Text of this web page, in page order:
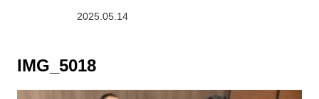
2025.05.14
IMG_5018